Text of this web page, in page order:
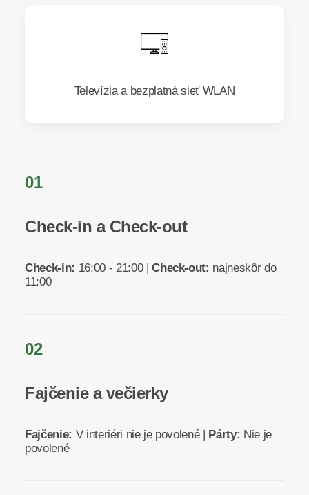
Televízia a bezplatná sieť WLAN
01
Check-in a Check-out
Check-in: 16:00 - 21:00 |Check-out: najneskôr do
11:00
02
Fajčenie a večierky
Fajčenie: V interiéri nie je povolené | Párty: Nie je
povolené